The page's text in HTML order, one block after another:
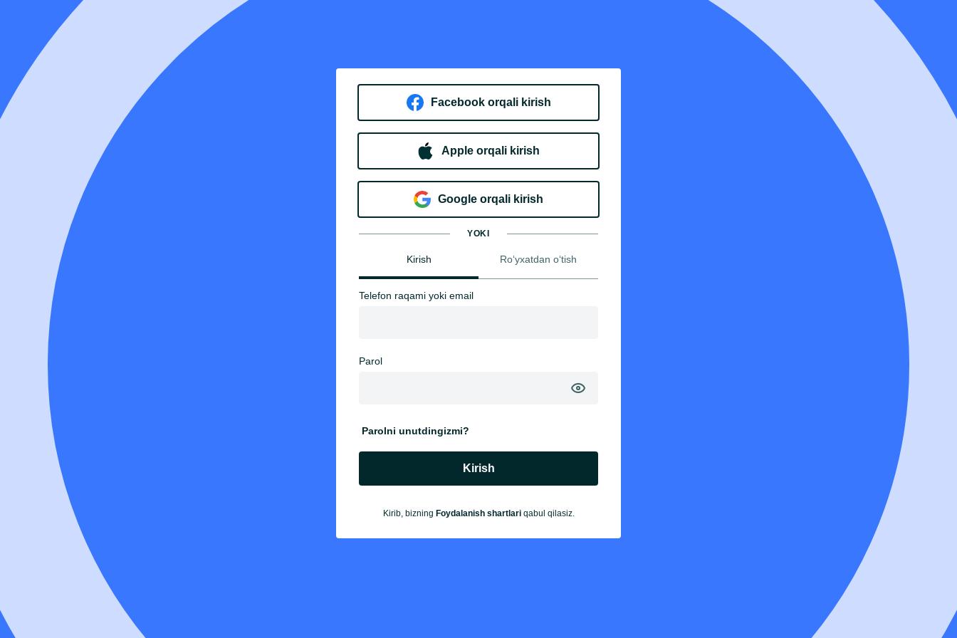
Facebook orqali kirish​
Apple orqali kirish
Goo​g​le orqali kirish
YOKI
Kirish Ro‘yxatdan o‘tish
Telefon raqami yoki email
Parol
Parolni unutdingizmi?
Kirish
Kirib, bizning Foydalanish shartlariqabul qilasiz.